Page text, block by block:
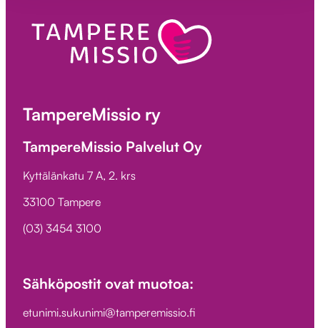
TampereMissio ry
TampereMissio Palvelut Oy
Kyttälänkatu 7 A, 2. krs
33100 Tampere
(03) 3454 3100
Sähköpostit ovat muotoa:
etunimi.sukunimi@tamperemissio.fi